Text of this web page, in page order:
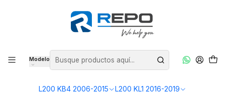
Modelo
L200 KB4 2006-2015 L200 KL1 2016-2019